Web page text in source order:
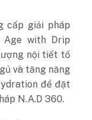
cấp giải pháp
Age with Drip
nội tiết tố
và tăng năng
để đặt
N.A.D 360.